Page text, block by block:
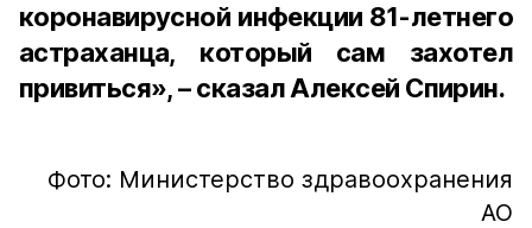
коронавирусной инфекции 81-летнего
астраханца, который сам захотел
привиться», – сказал Алексей Спирин.
Фото: Министерство здравоохранения
АО